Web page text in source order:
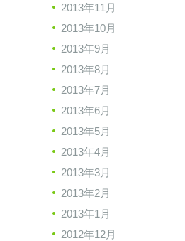
2013年11月
2013年10月
2013年9月
2013年8月
2013年7月
2013年6月
2013年5月
2013年4月
2013年3月
2013年2月
2013年1月
2012年12月